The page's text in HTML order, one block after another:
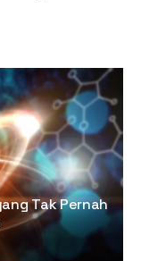
Tak Pernah